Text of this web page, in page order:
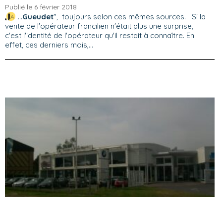
Publié le 6 février 2018
...Gueudet", toujours selon ces mêmes sources. Si la
vente de l'opérateur francilien n'était plus une surprise,
c'est l'identité de l'opérateur qu'il restait à connaître. En
effet, ces derniers mois,...